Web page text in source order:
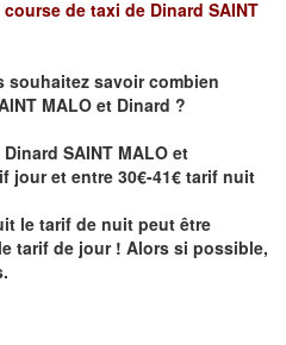
de taxi de Dinard SAINT
souhaitez savoircombien
MALO et Dinard ?
Dinard SAINT MALO et
jour et entre 30€-41€ tarif nuit
le tarif de nuit peut être
tarif de jour ! Alors si possible,